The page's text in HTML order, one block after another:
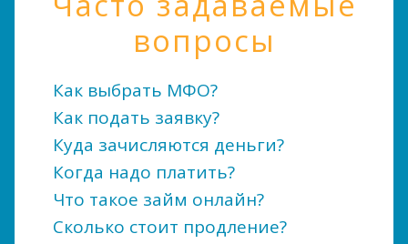
вопросы
Как выбрать МФО?
Как подать заявку?
Куда зачисляются деньги?
Когда надо платить?
Что такое займ онлайн?
Сколько стоит продление?